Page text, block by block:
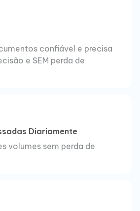
confiável e precisa
e SEM perda de
Diariamente
volumes sem perda de